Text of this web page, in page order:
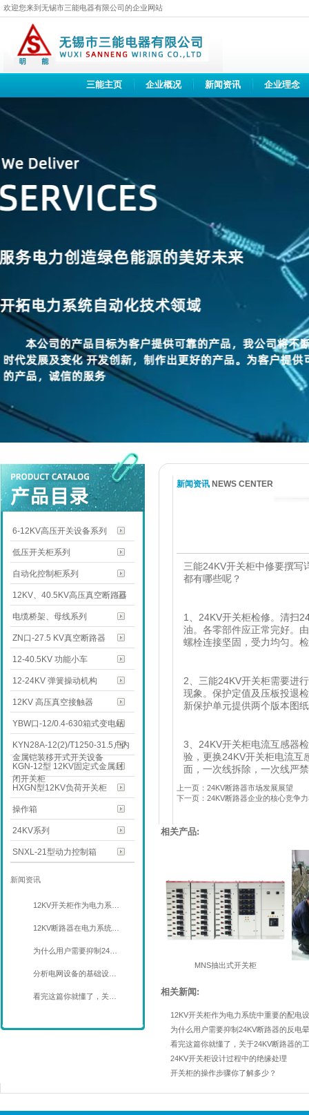
欢迎您来到无锡市三能电器有限公司的企业网站
三能主页 企业概况 新闻资讯 企业理念
6-12KV高压开关设备系列
低压开关柜系列
自动化控制柜系列
12KV、40.5KV高压真空断路器
电缆桥架、母线系列
ZN口-27.5 KV真空断路器
12-40.5KV 功能小车
12-24KV 弹簧操动机构
12KV 高压真空接触器
YBW口-12/0.4-630箱式变电站
KYN28A-12(2)/T1250-31.5户内
金属铠装移开式开关设备
KGN-12型 12KV固定式金属封
闭开关柜
HXGN型12KV负荷开关柜
操作箱
24KV系列
SNXL-21型动力控制箱
新闻资讯
12KV开关柜作为电力系…
12KV断路器在电力系统…
为什么用户需要抑制24…
分析电网设备的基础设…
看完这篇你就懂了，关…
新闻资讯 NEWS CENTER
三能24KV开关柜中修要撰写
都有哪些呢？
1 24KV开关柜检修。清扫
油。各零部件应正常完好。
螺栓连接坚固，受力均匀。
2 、三能24KV开关柜需要进
现象。保护定值及压板投退
新保护单元提供两个版本图
3 24KV开关柜电流互感器
验，更换24KV开关柜电流互
面，一次线拆除，一次线严
上一页：24KV断路器市场发展展望
下一页：24KV断路器企业的核心竞争
相关产品:
MNS抽出式开关柜
相关新闻:
12KV开关柜作为电力系统中重要的配电
为什么用户需要抑制24KV断路器的反电
看完这篇你就懂了，关于24KV断路器的
24KV开关柜设计过程中的绝缘处理
开关柜的操作步骤你了解多少？